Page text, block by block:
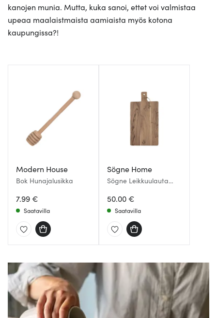
kanojen munia. Mutta, kuka sanoi, ettet voi valmistaa
upeaa maalaistmaista aamiaista myös kotona
kaupungissa?!
Modern House
Bok Hunajalusikka
7.99 €
Saatavilla
Sögne Home
Sögne Leikkuulauta
50.00 €
Saatavilla